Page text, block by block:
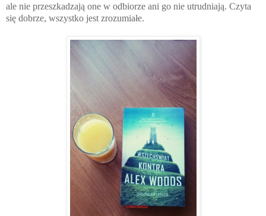
ale nie przeszkadzają one w odbiorze ani go nie utrudniają. Czyta
się dobrze, wszystko jest zrozumiałe.